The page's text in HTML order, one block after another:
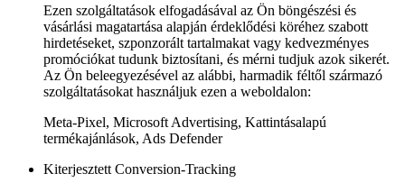
Ezen szolgáltatások elfogadásával az Ön böngészési és
vásárlási magatartása alapján érdeklődési köréhez szabott
hirdetéseket, szponzorált tartalmakat vagy kedvezményes
promóciókat tudunk biztosítani, és mérni tudjuk azok sikerét.
Az Ön beleegyezésével az alábbi, harmadik féltől származó
szolgáltatásokat használjuk ezen a weboldalon:
Meta-Pixel, Microsoft Advertising, Kattintásalapú
termékajánlások, Ads Defender
Kiterjesztett Conversion-Tracking